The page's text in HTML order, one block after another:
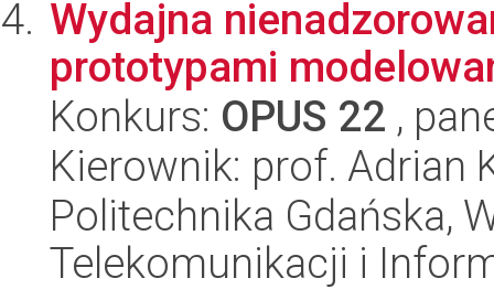
Wydajna
prototypami
Konkurs: OPUS 22 ,
Kierownik: prof. Adrian
Politechnika Gdańska,
Telekomunikacji i